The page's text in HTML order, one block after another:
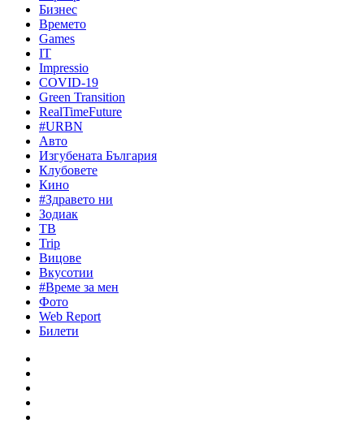
Бизнес
Времето
Games
IT
Impressio
COVID-19
Green Transition
RealTimeFuture
#URBN
Авто
Изгубената България
Клубовете
Кино
#Здравето ни
Зодиак
ТВ
Trip
Вицове
Вкусотии
#Време за мен
Фото
Web Report
Билети